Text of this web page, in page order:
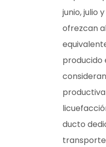
junio, julio
ofrezcan
producido
ducto